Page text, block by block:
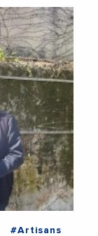
#Artisans